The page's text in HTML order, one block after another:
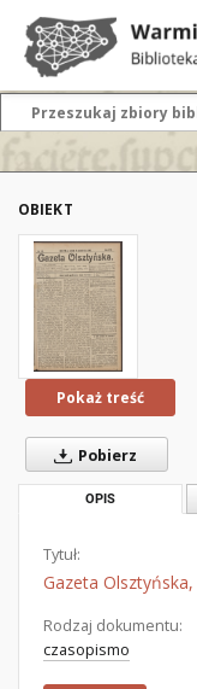
OBIEKT
Pokaż treść
Pobierz
OPIS
Tytuł:
Gazeta
Rodzaj dokumentu:
czasopismo